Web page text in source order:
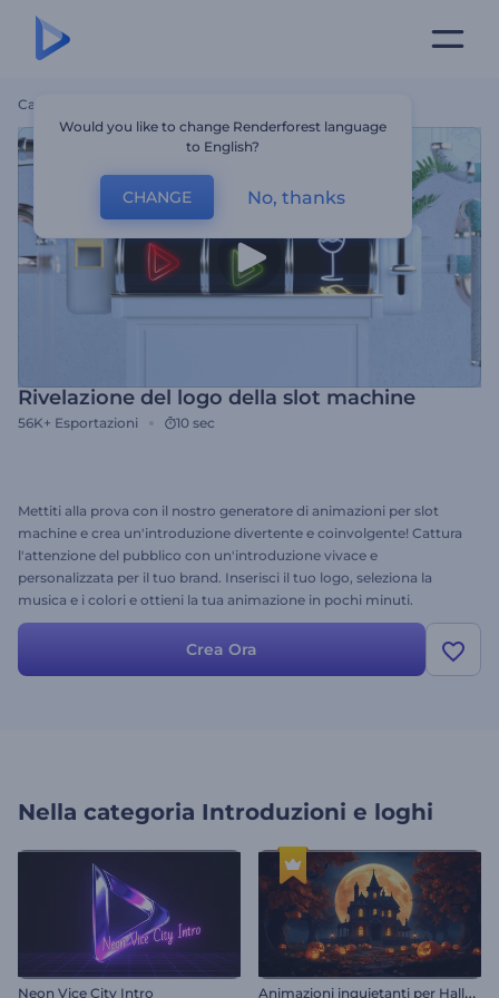
Casa
Rivelazione del logo della slot machine
56K+ Esportazioni 10 sec
Mettiti alla prova con il nostro generatore di animazioni per slot
machine e crea un'introduzione divertente e coinvolgente! Cattura
l'attenzione del pubblico con un'introduzione vivace e
personalizzata per il tuo brand. Inserisci il tuo logo, seleziona la
musica e i colori e ottieni la tua animazione in pochi minuti.
Perfetto per canali di gioco, promozioni di app, centri di
divertimento e molto altro. Prova subito questo modello!
Crea Ora
Nella categoria Introduzioni e loghi
Neon Vice City Intro A
nimazioni inquietanti per Halloween
Would you like to change Renderforest language
to English?
CHANGE No, thanks